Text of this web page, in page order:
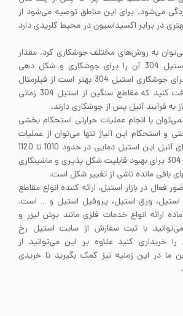
می‌شود. برای این مناطق توصیه می‌شود از
بهتری در برابر اکسیداسیون در محیط کلریدی دارد
لستیل 314 را می‌توان به روش‌های مختلف جوشکاری کرد. مقدار
کم کربن در ساختار استیل 304 آن را برای جوشکاری و شکل دهی
مناسب نموده است. برای جوشکاری استیل 304 بهتر است از فیلرمتال
308 استفاده کنید. دقت کنید که مقاطع سنگین از استیل 304 زمانی
به فرآیند آنیل پس از جوشکاری دارند.
استیل 304 را نمی‌توان با انجام عملیات حرارتی استحکام بخشی
و استحکام این آلیاژ تنها می‌توان از عملیات
کارسرد بهره جست. برای آنیل این استیل دمایی در حدود 1010 تا 1120
نیاز است. آنیل استیل 304 برای بهبود قابلیت شکل پذیری و ماشینکاری
باقی مانده ناشی از تغییر شکل است.
فعال در بازار استیل، ارائه کننده انواع مقاطع
استیل، ورق استیل، پروفیل استیل و … است.
ارائه انواع خدمات فلزی مانند برش لیزر و
با ثبت سفارش از سایت استیل رخ
خریداری کنید علاوه بر این می‌توانید از
در این زمنیه نیز کمک بگیرید تا خریدی